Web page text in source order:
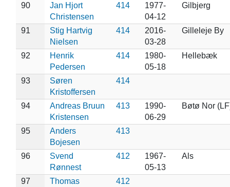
90
Jan Hjort
Christensen
414
1977-
04-12
Gilbjerg
91
Stig Hartvig
Nielsen
414
2016-
03-28
Gilleleje By
92
Henrik
Pedersen
414
1980-
05-18
Hellebæk
93
Søren
Kristoffersen
414
94
Andreas Bruun
Kristensen
413
1990-
06-29
Bøtø Nor
95
Anders
Bojesen
413
96
Svend
Rønnest
412
1967-
05-13
Als
97
Thomas
412